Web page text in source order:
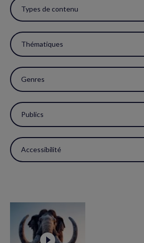
ces
filtres
pour
réactualiser
la
page.
Types de contenu
Thématiques
Genres
Publics
Accessibilité